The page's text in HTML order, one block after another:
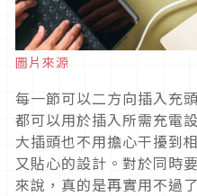
圖片來源
每一節可以二方向插入充
都可以用於插入所需充電
大插頭也不用擔心干擾到
又貼心的設計。對於同時
來說，真的是再實用不過了